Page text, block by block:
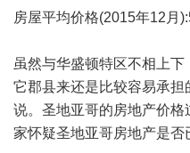
房屋平均价格(2015年12月
虽然与华盛顿特区不相上
它郡县来还是比较容易承
说。圣地亚哥的房地产价
家怀疑圣地亚哥房地产是否